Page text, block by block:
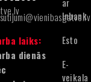
laiks:
dienās
Inbank
Esto
E-
veikala